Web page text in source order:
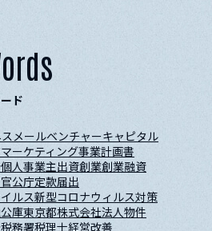
ド
メールベンチャーキャピタル
マーケティング事業計画書
個人事業主出資創業創業融資
官公庁定款届出
ルス新型コロナウィルス対策
庫東京都株式会社法人物件
税務署税理士経営改善